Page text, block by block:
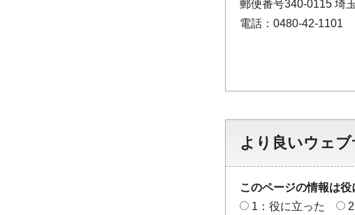
郵便番号340-0115 埼
電話：0480-42-1101
より良いウェ
このページの情報は役
1：役に立った